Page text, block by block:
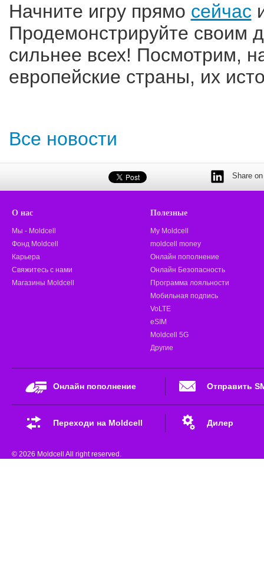
Начните игру прямо сейчас
Продемонстрируйте своим
сильнее всех! Посмотрим,
европейские страны, их
Все новости
Share
О нас
Мы - Moldcell
Фонд Moldcell
Карьера
Свяжитесь с нами
Магазины Moldcell
Полезные
My Moldcell
moldcell money
Онлайн пополнение
Онлайн Безопасность
Программа лояльности
Мобильная подпись
VoLTE
eSIM
Moldcell 5G
Другие
Онлайн пополнение Отправить
Переходи на Moldcell Дилер
© 2026 Moldcell All right reserved.